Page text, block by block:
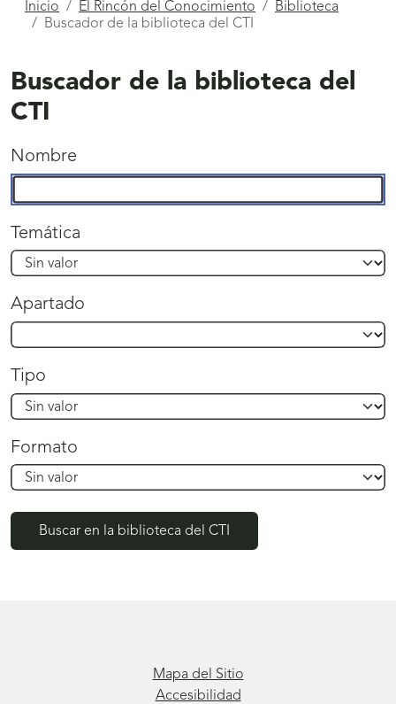
aquí
Inicio El Rincón del Conocimiento
Biblioteca
Buscador de la biblioteca del CTI
Buscador de la biblioteca del
CTI
Nombre
Temática
Apartado
Tipo
Formato
Buscar en la biblioteca del CTI
Mapa del Sitio
Accesibilidad